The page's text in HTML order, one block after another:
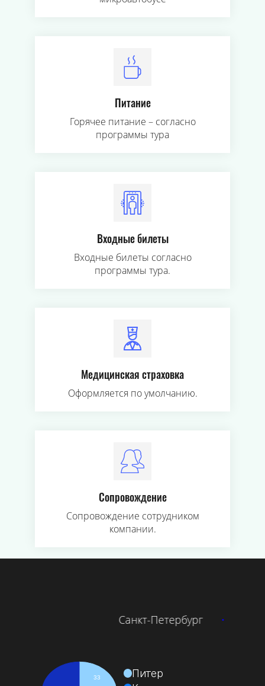
Питание
Горячее питание – согласно
программы тура
Входные билеты
Входные билеты согласно
программы тура.
Медицинская страховка
Оформляется по умолчанию.
Сопровождение
Сопровождение сотрудником
компании.
Алтай • Казань
33
Питер